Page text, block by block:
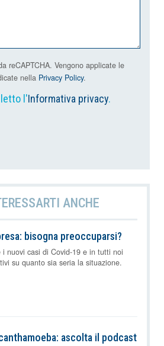
reCAPTCHA. Vengono applicate le
nella Privacy Policy.
l'Informativa privacy.
ANCHE
bisogna preoccuparsi?
i nuovi casi di Covid-19 e in tutti noi
su quanto sia seria la situazione.
ascolta il podcast